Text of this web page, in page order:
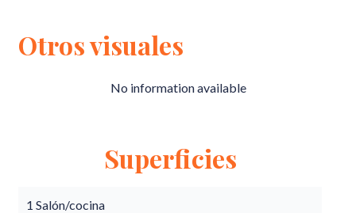
Otros visuales
No information available
Superficies
1 Salón/cocina